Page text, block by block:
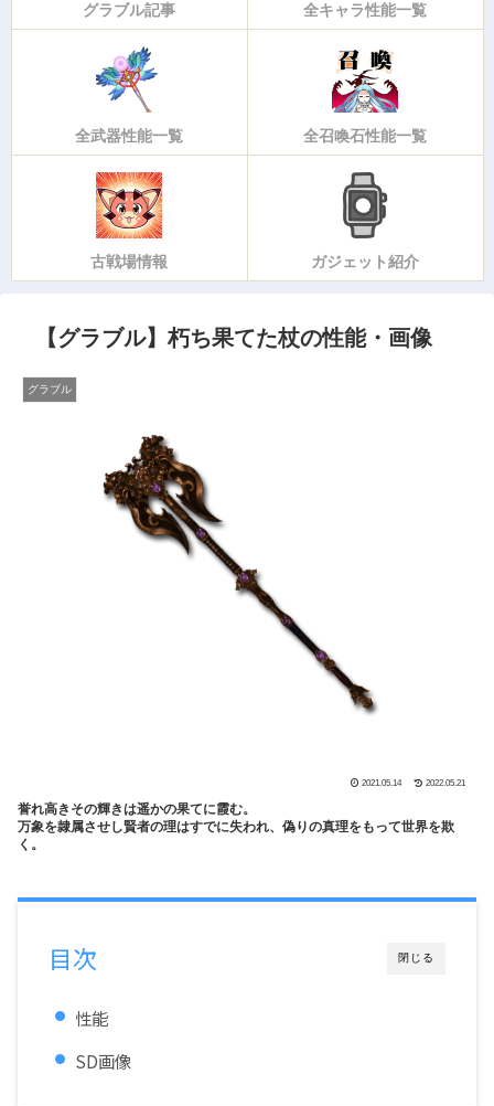
グラブル記事 全キャラ性能一覧
全武器性能一覧 全召喚石性能一覧
古戦場情報 ガジェット紹介
【グラブル】朽ち果てた杖の性能・画像
グラブル
2021.05.14 2022.05.21
誉れ高きその輝きは遥かの果てに霞む。
万象を隷属させし賢者の理はすでに失われ、偽りの真理をもって世界を欺
く。
閉じる
目次
性能
SD画像